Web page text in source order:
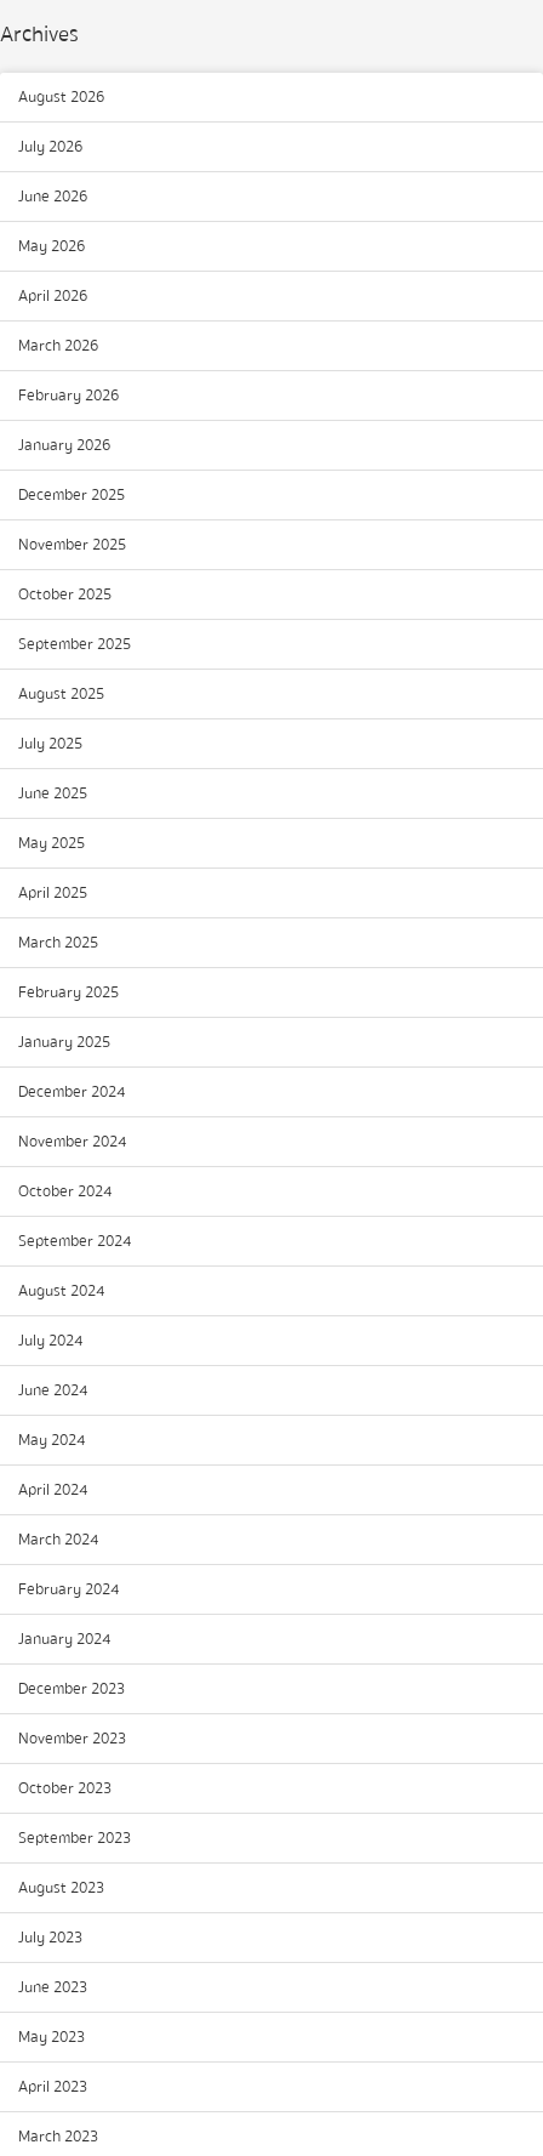
Archives
August 2026
July 2026
June 2026
May 2026
April 2026
March 2026
February 2026
January 2026
December 2025
November 2025
October 2025
September 2025
August 2025
July 2025
June 2025
May 2025
April 2025
March 2025
February 2025
January 2025
December 2024
November 2024
October 2024
September 2024
August 2024
July 2024
June 2024
May 2024
April 2024
March 2024
February 2024
January 2024
December 2023
November 2023
October 2023
September 2023
August 2023
July 2023
June 2023
May 2023
April 2023
March 2023